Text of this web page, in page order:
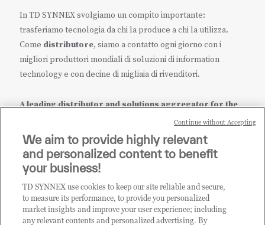
In TD SYNNEX svolgiamo un compito importante:
trasferiamo tecnologia da chi la produce a chi la utilizza.
Come distributore, siamo a contatto ogni giorno con i
migliori produttori mondiali di soluzioni di information
technology e con decine di migliaia di rivenditori.
A leading distributor and solutions aggregator for the
it.tdsynnex.com eu.tdsynnex.com| tdsynnex.com
CATEGORIE
We aim to provide highly relevant
and personalized content to benefit
your business!
TD SYNNEX use cookies to keep our site reliable and secure,
to measure its performance, to provide you personalized
market insights and improve your user experience; including
any relevant contents and personalized advertising. By
Continue without Accepting